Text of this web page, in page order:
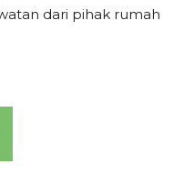
dari pihak rumah